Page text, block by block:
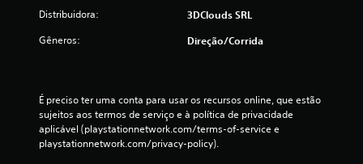
Distribuidora: 3DClouds SRL
Gêneros: Direção/corrida
É preciso ter uma conta para usar os recursos online, que estão
sujeitos aos termos de serviço e à política de privacidade
aplicável (playstationnetwork.com/terms-of-service e
playstationnetwork.com/privacy-policy).